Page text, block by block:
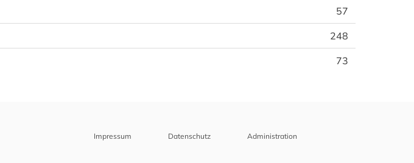
57
248
73
Impressum Datenschutz Administration